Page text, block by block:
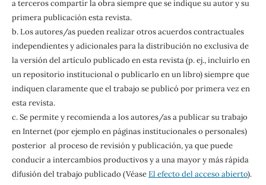
a terceros compartir la obra siempre que se indique su autor y su
primera publicación esta revista.
b. Los autores/as pueden realizar otros acuerdos contractuales
independientes y adicionales para la distribución no exclusiva de
la versión del artículo publicado en esta revista (p. ej., incluirlo en
un repositorio institucional o publicarlo en un libro) siempre que
indiquen claramente que el trabajo se publicó por primera vez en
esta revista.
c. Se permite y recomienda a los autores/as a publicar su trabajo
en Internet (por ejemplo en páginas institucionales o personales)
posterior al proceso de revisión y publicación, ya que puede
conducir a intercambios productivos y a una mayor y más rápida
difusión del trabajo publicado (VéaseEl efecto del acceso abierto).